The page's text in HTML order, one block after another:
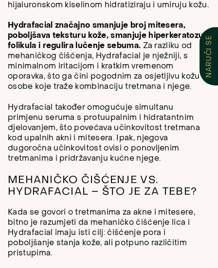
hijaluronskom kiselinom hidratiziraju i umiruju kožu.
Hydrafacial značajno smanjuje broj mitesera,
poboljšava teksturu kože, smanjuje hiperkeratozu
folikula i regulira lučenje sebuma. Za razliku od
mehaničkog čišćenja, Hydrafacial je nježniji, s
minimalnom iritacijom i kratkim vremenom
oporavka, što ga čini pogodnim za osjetljivu kožu i
osobe koje traže kombinaciju tretmana i njege.
Hydrafacial također omogućuje simultanu
primjenu seruma s protuupalnim i hidratantnim
djelovanjem, što povećava učinkovitost tretmana
kod upalnih akni i mitesera. Ipak, njegova
dugoročna učinkovitost ovisi o ponovljenim
tretmanima i pridržavanju kućne njege.
MEHANIČKO ČIŠĆENJE VS.
HYDRAFACIAL – ŠTO JE ZA TEBE?
Kada se govori o tretmanima za akne i mitesere,
bitno je razumjeti da mehaničko čišćenje lica i
Hydrafacial imaju isti cilj: čišćenje pora i
poboljšanje stanja kože, ali potpuno različitim
pristupima.
NARUČI SE